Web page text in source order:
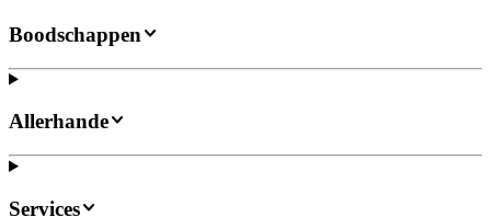
Boodschappen
Allerhande
Services